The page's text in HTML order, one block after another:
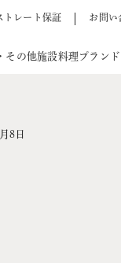
トレート保証 お問い
その他施設料理 プラン
8日